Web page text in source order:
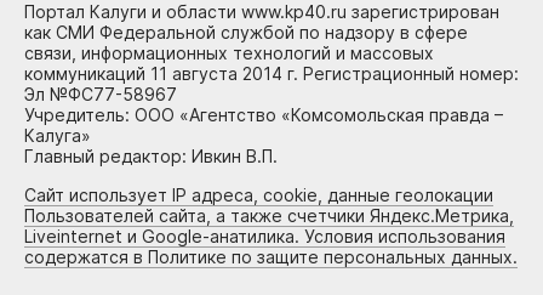
Портал Калуги и области www.kp40.ru зарегистрирован
как СМИ Федеральной службой по надзору в сфере
связи, информационных технологий и массовых
коммуникаций 11 августа 2014 г. Регистрационный номер:
Эл №ФС77-58967
Учредитель: ООО «Агентство «Комсомольская правда –
Калуга»
Главный редактор: Ивкин В.П.
Сайт использует IP адреса, cookie, данные геолокации
Пользователей сайта, а также счетчики Яндекс.Метрика,
Liveinternet и Google-анатилика. Условия использования
содержатся в Политике по защите персональных данных.